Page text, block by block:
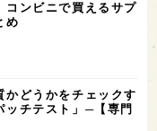
コンビニで買えるサプ
め
かどうかをチェックす
ッチテスト」─【専門